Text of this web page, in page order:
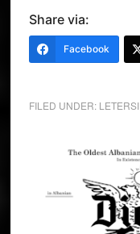
Share via:
Facebook
FILED UNDER: LETERSI